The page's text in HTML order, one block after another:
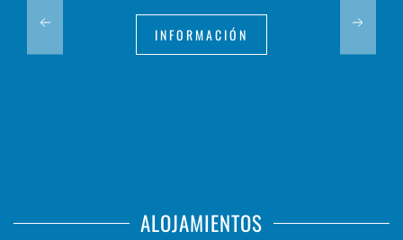
INFORMACIÓN
ALOJAMIENTOS